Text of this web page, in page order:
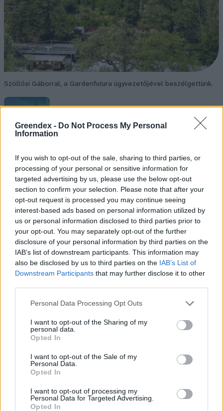
Greendex - Do Not Process My Personal
Information
If you wish to opt-out of the sale, sharing to third parties, or
processing of your personal or sensitive information for
targeted advertising by us, please use the below opt-out
section to confirm your selection. Please note that after your
opt-out request is processed you may continue seeing
interest-based ads based on personal information utilized by
us or personal information disclosed to third parties prior to
your opt-out. You may separately opt-out of the further
disclosure of your personal information by third parties on the
IAB’s list of downstream participants. This information may
also be disclosed by us to third parties on the IAB’s List of
Downstream Participants that may further disclose it to other
Personal Data Processing Opt Outs
I want to opt-out of the Sharing of my
personal data.
Opted In
I want to opt-out of the Sale of my
Personal Data.
Opted In
I want to opt-out of processing my
Personal Data for Targeted Advertising.
Opted In
Szöllősi Gáborral, a Gardenfutura ügyvezetőjével beszélgettünk.
Britanniát is
Elképesztő felvétel mutatja meg,
mekkora a különbség az áradó és a
kiszáradó Duna között
ÉLŐ BOLYGÓNK
Még Paks kiesését is áthidalhatná a
ENERGIA